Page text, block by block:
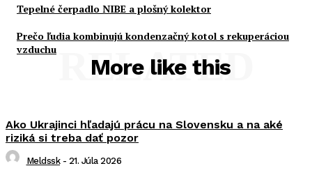
Tepelné čerpadlo NIBE a plošný kolektor
Prečo ľudia kombinujú kondenzačný kotol s rekuperáciou
vzduchu
More like this
RELATED
Ako Ukrajinci hľadajú prácu na Slovensku a na aké
riziká si treba dať pozor
Meldssk - 21. Júla 2026